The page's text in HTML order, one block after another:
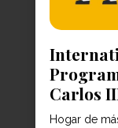
Carlos
Hogar de